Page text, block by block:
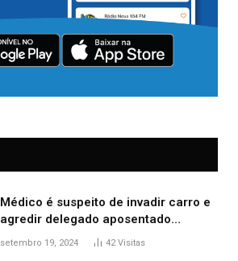
Médico é suspeito de invadir carro e
agredir delegado aposentado
durante confusão no trânsito
setembro 19, 2024 42Visitas